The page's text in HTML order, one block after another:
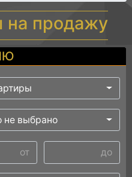
на продажу
не выбрано